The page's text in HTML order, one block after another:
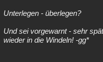
Unterlegen - überlegen?
Und sei vorgewarnt - sehr
wieder in die Windeln! -gg*